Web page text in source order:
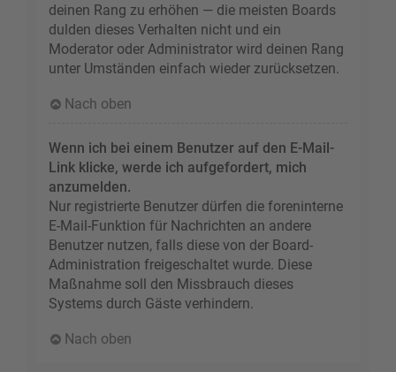
deinen Rang zu erhöhen — die meisten Boards
dulden dieses Verhalten nicht und ein
Moderator oder Administrator wird deinen Rang
unter Umständen einfach wieder zurücksetzen.
Nach oben
Wenn ich bei einem Benutzer auf den E-Mail-
Link klicke, werde ich aufgefordert, mich
anzumelden.
Nur registrierte Benutzer dürfen die foreninterne
E-Mail-Funktion für Nachrichten an andere
Benutzer nutzen, falls diese von der Board-
Administration freigeschaltet wurde. Diese
Maßnahme soll den Missbrauch dieses
Systems durch Gäste verhindern.
Nach oben